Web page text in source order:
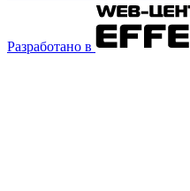
Разработано в